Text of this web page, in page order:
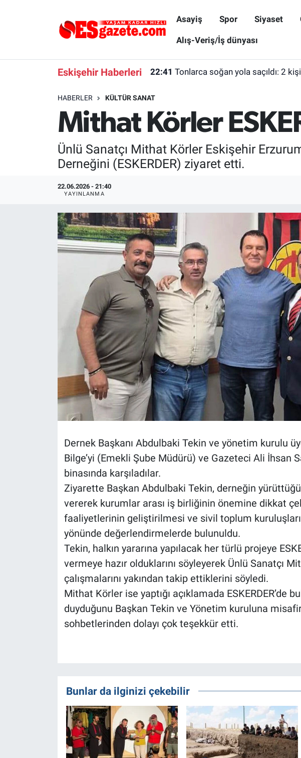
Asayiş Spor Siyaset
Alış-Veriş/İş dünyası
Eskişehir Haberleri 22:41 Tonlarca soğan yola saçıldı: 2
HABERLER KÜLTÜR SANAT
Mithat Körler
Ünlü Sanatçı Mithat Körler Eskişehir
Derneğini (ESKERDER) ziyaret etti.
22.06.2026 - 21:40
YAYINLANMA
Dernek Başkanı Abdulbaki Tekin ve yönetim kurulu
Bilge’yi (Emekli Şube Müdürü) ve Gazeteci Ali İhsan
binasında karşıladılar.
Ziyarette Başkan Abdulbaki Tekin, derneğin
vererek kurumlar arası iş birliğinin önemine dikkat
faaliyetlerinin geliştirilmesi ve sivil toplum
yönünde değerlendirmelerde bulunuldu.
Tekin, halkın yararına yapılacak her türlü projeye
vermeye hazır olduklarını söyleyerek Ünlü Sanatçı
çalışmalarını yakından takip ettiklerini söyledi.
Mithat Körler ise yaptığı açıklamada ESKERDER’de
duyduğunu Başkan Tekin ve Yönetim kuruluna
sohbetlerinden dolayı çok teşekkür etti.
Bunlar da ilginizi çekebilir
Gündem
Alış-Veriş/İş dünyası
Eskişehirspor Arşivi
Eskişehir Arşivi
Röportaj
Ekonomi
Kültür Sanat
Politika
Magazin
Bilim ve Teknoloji
Eskişehir Nöbetçi Eczaneler
Süper Lig Puan Durumu ve Fikstür
Tüm Manşetler
Son Dakika Haberleri
Haber Arşivi